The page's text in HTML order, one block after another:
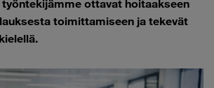
ottavat hoitaakseen
toimittamiseen ja tekevät